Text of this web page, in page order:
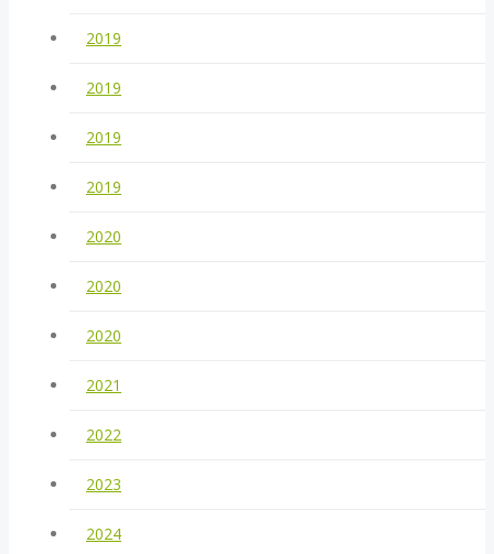
2019
2019
2019
2019
2020
2020
2020
2021
2022
2023
2024